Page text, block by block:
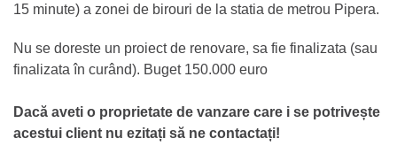
15 minute) a zonei de birouri de la statia de metrou Pipera.
Nu se doreste un proiect de renovare, sa fie finalizata (sau
finalizata în curând). Buget 150.000 euro
Dacă aveti o proprietate de vanzare care i se potrivește
acestui client nu ezitați să ne contactați!